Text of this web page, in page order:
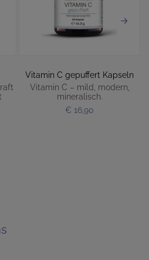
Vitamin C gepuffert Kapseln
Vitamin C – mild, modern,
mineralisch.
€ 16,90